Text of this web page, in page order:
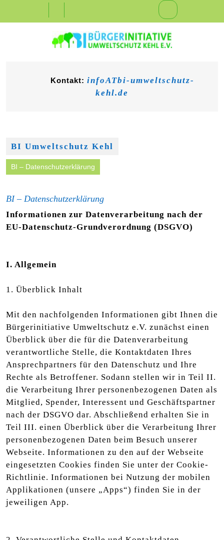
Button
Kontakt: infoATbi-umweltschutz-
kehl.de
BI Umweltschutz Kehl
BI – Datenschutzerklärung
BI – Datenschutzerklärung
Informationen zur Datenverarbeitung nach der
EU-Datenschutz-Grundverordnung (DSGVO)
I. Allgemein
1. Überblick Inhalt
Mit den nachfolgenden Informationen gibt Ihnen die
Bürgerinitiative Umweltschutz e.V. zunächst einen
Überblick über die für die Datenverarbeitung
verantwortliche Stelle, die Kontaktdaten Ihres
Ansprechpartners für den Datenschutz und Ihre
Rechte als Betroffener. Sodann stellen wir in Teil II.
die Verarbeitung Ihrer personenbezogenen Daten als
Mitglied, Spender, Interessent und Geschäftspartner
nach der DSGVO dar. Abschließend erhalten Sie in
Teil III. einen Überblick über die Verarbeitung Ihrer
personenbezogenen Daten beim Besuch unserer
Webseite. Informationen zu den auf der Webseite
eingesetzten Cookies finden Sie unter der Cookie-
Richtlinie. Informationen bei Nutzung der mobilen
Applikationen (unsere „Apps“) finden Sie in der
jeweiligen App.